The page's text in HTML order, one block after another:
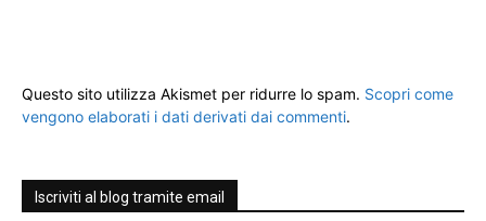
Questo sito utilizza Akismet per ridurre lo spam. Scopri come
vengono elaborati i dati derivati dai commenti.
Iscriviti al blog tramite email